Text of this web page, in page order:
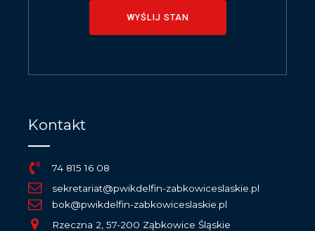
WYŚLIJ STAN
Kontakt
74 815 16 08
sekretariat@pwikdelfin-zabkowiceslaskie.pl
bok@pwikdelfin-zabkowiceslaskie.pl
Rzeczna 2, 57-200 Ząbkowice Śląskie